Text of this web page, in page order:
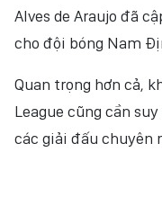
Alves de Araujo đã
cho đội bóng Nam
Quan trọng hơn cả,
League cũng cần
các giải đấu chuyên